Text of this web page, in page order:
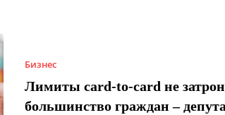
Бизнес
Лимиты card-to-card не
большинство граждан –